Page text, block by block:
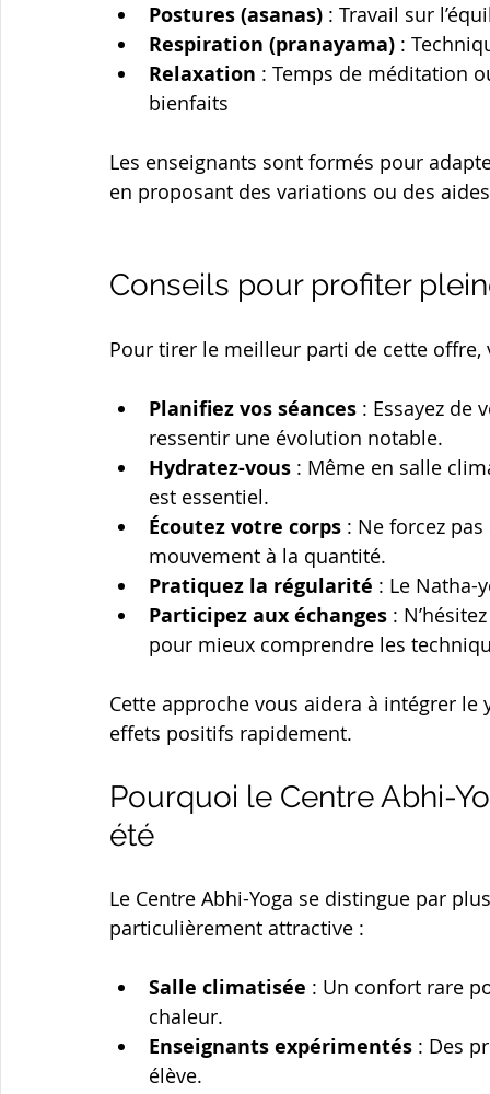
Postures (asanas) : Travail sur
Respiration (pranayama) :
Relaxation : Temps de méditation
bienfaits
Les enseignants sont formés pour
en proposant des variations ou des
Conseils pour profiter
Pour tirer le meilleur parti de cette
Planifiez vos séances : Essayez de
ressentir une évolution notable.
Hydratez-vous : Même en salle
est essentiel.
Écoutez votre corps : Ne forcez
mouvement à la quantité.
Pratiquez la régularité : Le Natha-
Participez aux échanges :
pour mieux comprendre les
Cette approche vous aidera à intégrer
effets positifs rapidement.
Pourquoi le Centre Abhi-
été
Le Centre Abhi-Yoga se distingue par
particulièrement attractive :
Salle climatisée : Un confort rare
chaleur.
Enseignants expérimentés : Des
élève.